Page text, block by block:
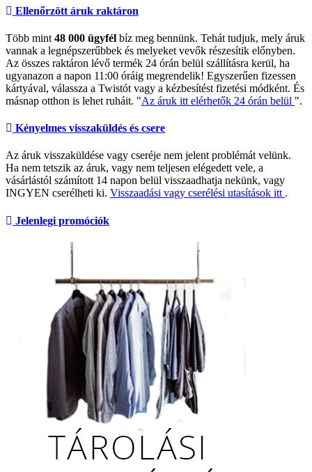
Ellenőrzött áruk raktáron
Több mint 48 000 ügyfél bíz meg bennünk. Tehát tudjuk, mely áruk
vannak a legnépszerűbbek és melyeket vevők részesítik előnyben.
Az összes raktáron lévő termék 24 órán belül szállításra kerül, ha
ugyanazon a napon 11:00 óráig megrendelik! Egyszerűen fizessen
kártyával, válassza a Twistót vagy a kézbesítést fizetési módként. És
másnap otthon is lehet ruháit. "Az áruk itt elérhetők 24 órán belül ".
Kényelmes visszaküldés és csere
Az áruk visszaküldése vagy cseréje nem jelent problémát velünk.
Ha nem tetszik az áruk, vagy nem teljesen elégedett vele, a
vásárlástól számított 14 napon belül visszaadhatja nekünk, vagy
INGYEN cserélheti ki. Visszaadási vagy cserélési utasítások itt .
Jelenlegi promóciók